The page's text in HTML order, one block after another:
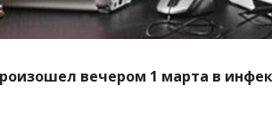
вечером 1 марта в